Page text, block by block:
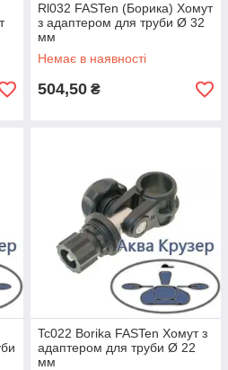
Rl032 FASTen (Борика) Хомут
з адаптером для труби Ø 32
мм
Немає в наявності
504,50 ₴
Tc022 Borika FASTen Хомут з
адаптером для труби Ø 22
мм